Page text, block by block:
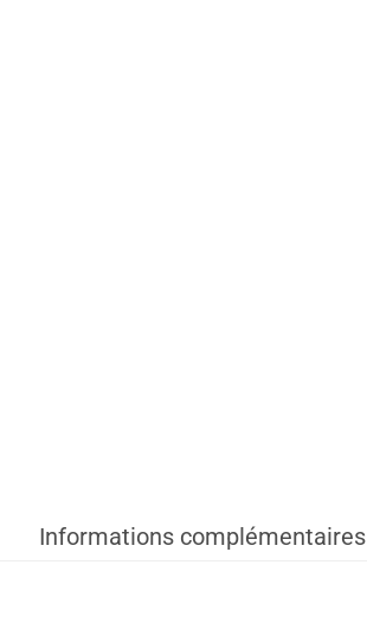
Informations complémentaires